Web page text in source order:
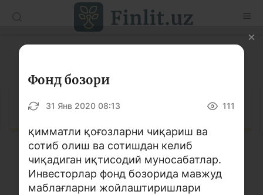
Рус
Мақолалар
Ўқув қўлланмалар
Молиявий саводхонлик бўйича китоблар
Видео
Луғат
Кирилл алифбоси Лотин алифбоси
Фонд бозори
31 Янв 2020 08:13 111
қимматли қоғозларни чиқариш ва
сотиб олиш ва сотишдан келиб
чиқадиган иқтисодий муносабатлар.
Инвесторлар фонд бозорида мавжуд
маблағларни жойлаштиришлари